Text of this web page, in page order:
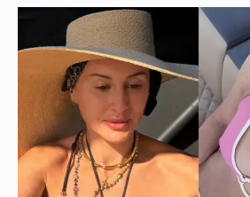
От Волги до Мальдив: где и
Тина Канделаки, девушка
экстремиста Павла
13